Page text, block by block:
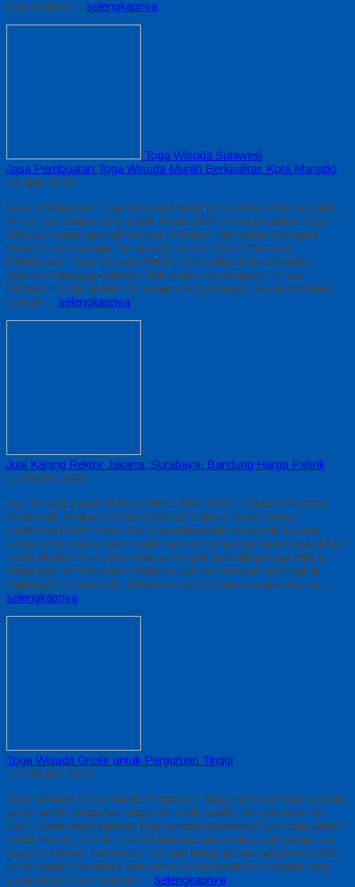
bisa menjadi… selengkapnya
Toga Wisuda Sulawesi
Jasa Pembuatan Toga Wisuda Murah Berkualitas Kota Manado
12 April 2026
Jasa Pembuatan Toga Wisuda Murah Berkualitas Kota Manado,
Aman dan Terpercaya Sejak Tahun 1999 Pusat produksi Toga
Wisuda Harga spesial Standar premium Mengenai Beragam
Skala Proses belajar WhatsApp: 0812-2282-1060 Jasa
Pembuatan Toga Wisuda Murah Berkualitas Kota Manado –
Wisuda Dianggap sebagai Titik waktu Berpengaruh Di sisi
Tahapan Dunia akademik Setiap orang Dengan alasan tersebut,
banyak… selengkapnya
Jual Kalung Rektor Jakarta, Surabaya, Bandung Harga Pabrik
5 Oktober 2025
Jual Kalung Senat Rektor | 0812-2282-1060 – Simbol Prestise
Akademik dengan Desain Eksklusif Kalung Senat Rektor:
Lambang Kehormatan dan Kepemimpinan Akademik Kalung
senat rektor merupakan salah satu atribut paling berwibawa dalam
dunia akademik. Ia tidak hanya menjadi pelengkap toga rektor,
tetapi juga simbol kepemimpinan dan kehormatan tertinggi di
lingkungan universitas. Dikenakan pada saat upacara wisuda,…
selengkapnya
Toga Wisuda Grosir untuk Perguruan Tinggi
14 Oktober 2024
Toga Wisuda Grosir untuk Perguruan Tinggi Mencari toga wisuda
grosir untuk perguruan tinggi kini lebih mudah dengan layanan
kami. Kami menyediakan toga wisuda berkualitas premium dalam
jumlah besar, cocok untuk kebutuhan universitas dan perguruan
tinggi di seluruh Indonesia. Dengan harga grosir yang kompetitif,
Anda dapat memenuhi kebutuhan acara kelulusan dengan toga
yang elegan dan nyaman…. selengkapnya